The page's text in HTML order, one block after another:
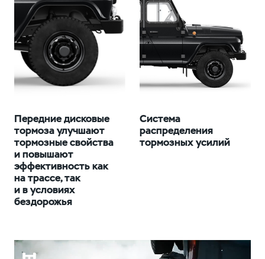
Передние дисковые
тормоза улучшают
тормозные свойства
и повышают
эффективность как
на трассе, так
и в условиях
бездорожья
Система
распределения
тормозных усилий